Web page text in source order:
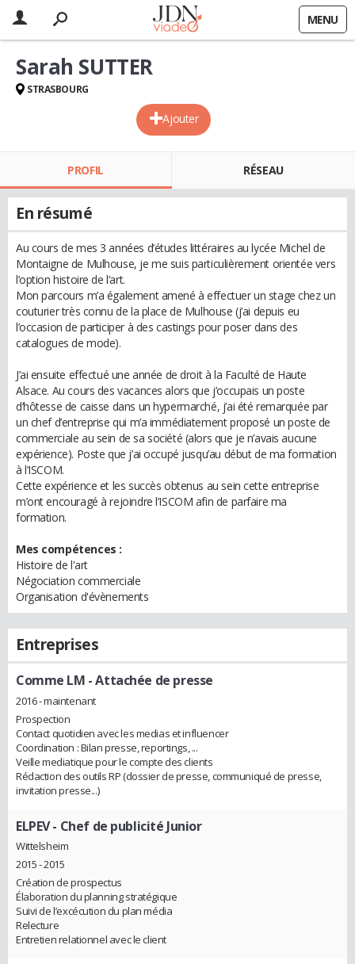
MENU
Ajouter
Sarah SUTTER
STRASBOURG
PROFIL RÉSEAU
En résumé
Au cours de mes 3 années d’études littéraires au lycée Michel de
Montaigne de Mulhouse, je me suis particulièrement orientée vers
l’option histoire de l’art.
Mon parcours m’a également amené à effectuer un stage chez un
couturier très connu de la place de Mulhouse (j’ai depuis eu
l’occasion de participer à des castings pour poser dans des
catalogues de mode).
J’ai ensuite effectué une année de droit à la Faculté de Haute
Alsace. Au cours des vacances alors que j’occupais un poste
d’hôtesse de caisse dans un hypermarché, j’ai été remarquée par
un chef d’entreprise qui m’a immédiatement proposé un poste de
commerciale au sein de sa société (alors que je n’avais aucune
expérience). Poste que j’ai occupé jusqu’au début de ma formation
à l’ISCOM.
Cette expérience et les succès obtenus au sein cette entreprise
m’ont encouragé à rejoindre l’ISCOM afin de parfaire ma
formation.
Mes compétences :
Histoire de l'art
Négociation commerciale
Organisation d'évènements
Entreprises
Comme LM - Attachée de presse
2016 - maintenant
Prospection
Contact quotidien avec les medias et influencer
Coordination : Bilan presse, reportings, ...
Veille mediatique pour le compte des clients
Rédaction des outils RP (dossier de presse, communiqué de presse,
invitation presse...)
ELPEV- Chef de publicité Junior
Wittelsheim
2015 - 2015
Création de prospectus
Élaboration du planning stratégique
Suivi de l’excécution du plan média
Relecture
Entretien relationnel avec le client